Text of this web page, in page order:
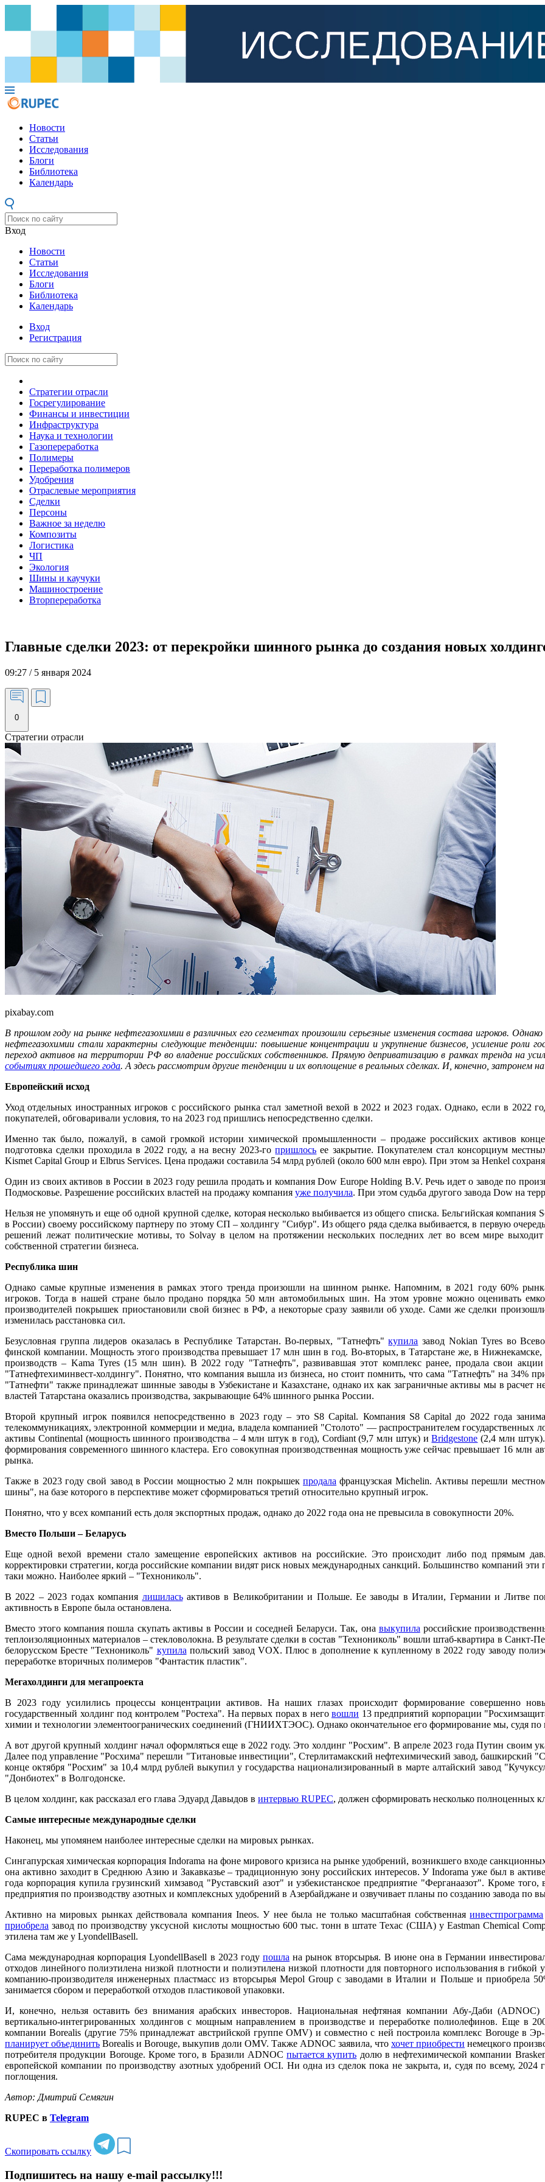
Новости
Статьи
Исследования
Блоги
Библиотека
Календарь
Вход
Новости
Статьи
Исследования
Блоги
Библиотека
Календарь
Вход
Регистрация
Стратегии отрасли
Госрегулирование
Финансы и инвестиции
Инфраструктура
Наука и технологии
Газопереработка
Полимеры
Переработка полимеров
Удобрения
Отраслевые мероприятия
Сделки
Персоны
Важное за неделю
Композиты
Логистика
ЧП
Экология
Шины и каучуки
Машиностроение
Вторпереработка
Главные сделки 2023: от перекройки шинного рынка до создания новых
09:27 / 5 января 2024
0
pixabay.com
В прошлом году на рынке нефтегазохимии в различных его сегментах произошли серьезные изменения состава игроков.
нефтегазохимии стали характерны следующие тенденции: повышение концентрации и укрупнение бизнесов, усиление роли
переход активов на территории РФ во владение российских собственников. Прямую деприватизацию в рамках тренда на
событиях прошедшего года. А здесь рассмотрим другие тенденции и их воплощение в реальных сделках. И, конечно,
Европейский исход
Уход отдельных иностранных игроков с российского рынка стал заметной вехой в 2022 и 2023 годах. Однако, если в 2022
покупателей, обговаривали условия, то на 2023 год пришлись непосредственно сделки.
Именно так было, пожалуй, в самой громкой истории химической промышленности – продаже российских активов
подготовка сделки проходила в 2022 году, а на весну 2023-гопришлось ее закрытие. Покупателем стал консорциум
Kismet Capital Group и Elbrus Services. Цена продажи составила 54 млрд рублей (около 600 млн евро). При этом за Henkel
Один из своих активов в России в 2023 году решила продать и компания Dow Europe Holding B.V. Речь идет о заводе по
Подмосковье. Разрешение российских властей на продажу компания уже получила. При этом судьба другого завода Dow на
Нельзя не упомянуть и еще об одной крупной сделке, которая несколько выбивается из общего списка. Бельгийская компания
в России) своему российскому партнеру по этому СП – холдингу "Сибур". Из общего ряда сделка выбивается, в первую
решений лежат политические мотивы, то Solvay в целом на протяжении нескольких последних лет во всем мире
собственной стратегии бизнеса.
Республика шин
Однако самые крупные изменения в рамках этого тренда произошли на шинном рынке. Напомним, в 2021 году 60%
игроков. Тогда в нашей стране было продано порядка 50 млн автомобильных шин. На этом уровне можно оценивать
производителей покрышек приостановили свой бизнес в РФ, а некоторые сразу заявили об уходе. Сами же сделки
изменилась расстановка сил.
Безусловная группа лидеров оказалась в Республике Татарстан. Во-первых, "Татнефть"купила завод Nokian Tyres во
финской компании. Мощность этого производства превышает 17 млн шин в год. Во-вторых, в Татарстане же, в
производств – Kama Tyres (15 млн шин). В 2022 году "Татнефть", развивавшая этот комплекс ранее, продала свои
"Татнефтехиминвест-холдингу". Понятно, что компания вышла из бизнеса, но стоит помнить, что сама "Татнефть" на 34%
"Татнефти" также принадлежат шинные заводы в Узбекистане и Казахстане, однако их как заграничные активы мы в
властей Татарстана оказались производства, закрывающие 64% шинного рынка России.
Второй крупный игрок появился непосредственно в 2023 году – это S8 Capital. Компания S8 Capital до 2022 года
телекоммуникациях, электронной коммерции и медиа, владела компанией "Столото" — распространителем государственных
активы Continental (мощность шинного производства – 4 млн штук в год), Cordiant (9,7 млн штук) иBridgestone (2,4 млн
формирования современного шинного кластера. Его совокупная производственная мощность уже сейчас превышает 16 млн
рынка.
Также в 2023 году свой завод в России мощностью 2 млн покрышек продала французская Michelin. Активы перешли
шины", на базе которого в перспективе может сформироваться третий относительно крупный игрок.
Понятно, что у всех компаний есть доля экспортных продаж, однако до 2022 года она не превысила в совокупности 20%.
Вместо Польши – Беларусь
Еще одной вехой времени стало замещение европейских активов на российские. Это происходит либо под прямым
корректировки стратегии, когда российские компании видят риск новых международных санкций. Большинство компаний
таки можно. Наиболее яркий – "Технониколь".
В 2022 – 2023 годах компания лишиласьактивов в Великобритании и Польше. Ее заводы в Италии, Германии и Литве
активность в Европе была остановлена.
Вместо этого компания пошла скупать активы в России и соседней Беларуси. Так, она выкупилароссийские
теплоизоляционных материалов – стекловолокна. В результате сделки в состав "Технониколь" вошли штаб-квартира в
белорусском Бресте "Технониколь" купилапольский завод VOX. Плюс в дополнение к купленному в 2022 году заводу
переработке вторичных полимеров "Фантастик пластик".
Мегахолдинги для мегапроекта
В 2023 году усилились процессы концентрации активов. На наших глазах происходит формирование совершенно
государственный холдинг под контролем "Ростеха". На первых порах в него вошли 13 предприятий корпорации
химии и технологии элементоогранических соединений (ГНИИХТЭОС). Однако окончательное его формирование мы, судя по
А вот другой крупный холдинг начал оформляться еще в 2022 году. Это холдинг "Росхим". В апреле 2023 года Путин своим
Далее под управление "Росхима" перешли "Титановые инвестиции", Стерлитамакский нефтехимический завод, башкирский
конце октября "Росхим" за 10,4 млрд рублей выкупил у государства национализированный в марте алтайский завод
"Донбиотех" в Волгодонске.
В целом холдинг, как рассказал его глава Эдуард Давыдов в интервью RUPEC, должен сформировать несколько полноценных
Самые интересные международные сделки
Наконец, мы упомянем наиболее интересные сделки на мировых рынках.
Cингапурская химическая корпорация Indorama на фоне мирового кризиса на рынке удобрений, возникшего входе
она активно заходит в Среднюю Азию и Закавказье – традиционную зону российских интересов. У Indorama уже был в
года корпорация купила грузинский химзавод "Руставский азот" и узбекистанское предприятие "Ферганаазот". Кроме того,
предприятия по производству азотных и комплексных удобрений в Азербайджане и озвучивает планы по созданию завода по
Активно на мировых рынках действовала компания Ineos. У нее была не только масштабная собственнаяинвестпрограмма
приобрела завод по производству уксусной кислоты мощностью 600 тыс. тонн в штате Техас (США) у Eastman Chemical
этилена там же у LyondellBasell.
Сама международная корпорация LyondellBasell в 2023 году пошлана рынок вторсырья. В июне она в Германии
отходов линейного полиэтилена низкой плотности и полиэтилена низкой плотности для повторного использования в
компанию-производителя инженерных пластмасс из вторсырья Mepol Group с заводами в Италии и Польше и приобрела
занимается сбором и переработкой отходов пластиковой упаковки.
И, конечно, нельзя оставить без внимания арабских инвесторов. Национальная нефтяная компании Абу-Даби
вертикально-интегрированных холдингов с мощным направлением в производстве и переработке полиолефинов. Еще в
компании Borealis (другие 75% принадлежат австрийской группе OMV) и совместно с ней построила комплекс Borouge в
планирует объединить Borealis и Borouge, выкупив доли OMV. Также ADNOC заявила, что хочет приобрести немецкого
потребителя продукции Borouge. Кроме того, в Бразили ADNOCпытается купить долю в нефтехимической компании
европейской компании по производству азотных удобрений OCI. Ни одна из сделок пока не закрыта, и, судя по всему,
поглощения.
Автор: Дмитрий Семягин
RUPEC в Telegram
Скопировать ссылку
Подпишитесь на нашу e-mail рассылку!!!